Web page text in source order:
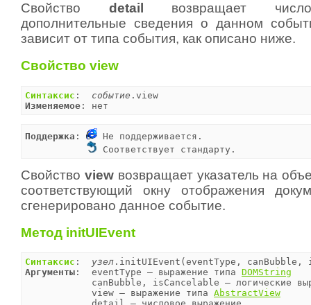
Свойство detail
возвращает
дополнительные сведения о данном
зависит от типа события, как описано ниже.
Свойство view
Синтаксис : событие
Изменяемое : нет
Поддержка :
Не поддерживается.
Соответствует стандарту.
Свойство viewвозвращает указатель на
соответствующий окну отображения
сгенерировано данное событие.
Метод initUIEvent
Синтаксис : узел
Аргументы :  eventType — выражение типа DOMString
canBubble, isCancelable — логические
            view — выражение типа
AbstractView